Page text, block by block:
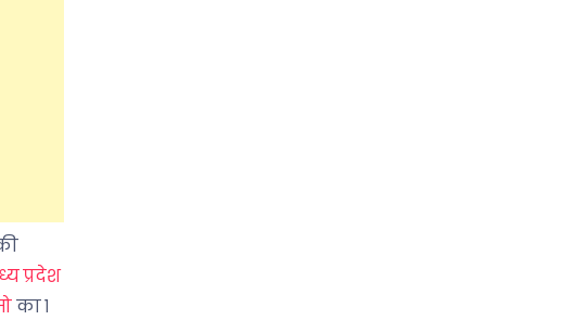
प्रदेश
का १